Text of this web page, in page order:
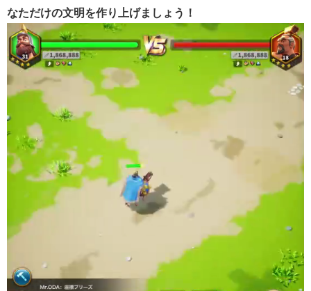
なただけの文明を作り上げましょう！